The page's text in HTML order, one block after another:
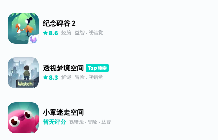
纪念碑谷 2
8.6 烧脑 益智 视错觉
透视梦境空间
8.3 解谜 冒险 视错觉
小章迷走空间
暂无评分 视错觉 冒险 益智